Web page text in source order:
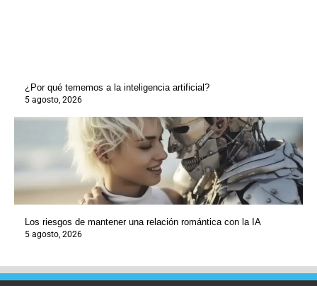
¿Por qué tememos a la inteligencia artificial?
5 agosto, 2026
Los riesgos de mantener una relación romántica con la IA
5 agosto, 2026